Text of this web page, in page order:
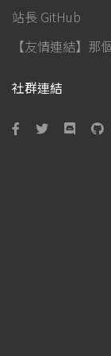
站長 GitHub
【友情連結】那
社群連結